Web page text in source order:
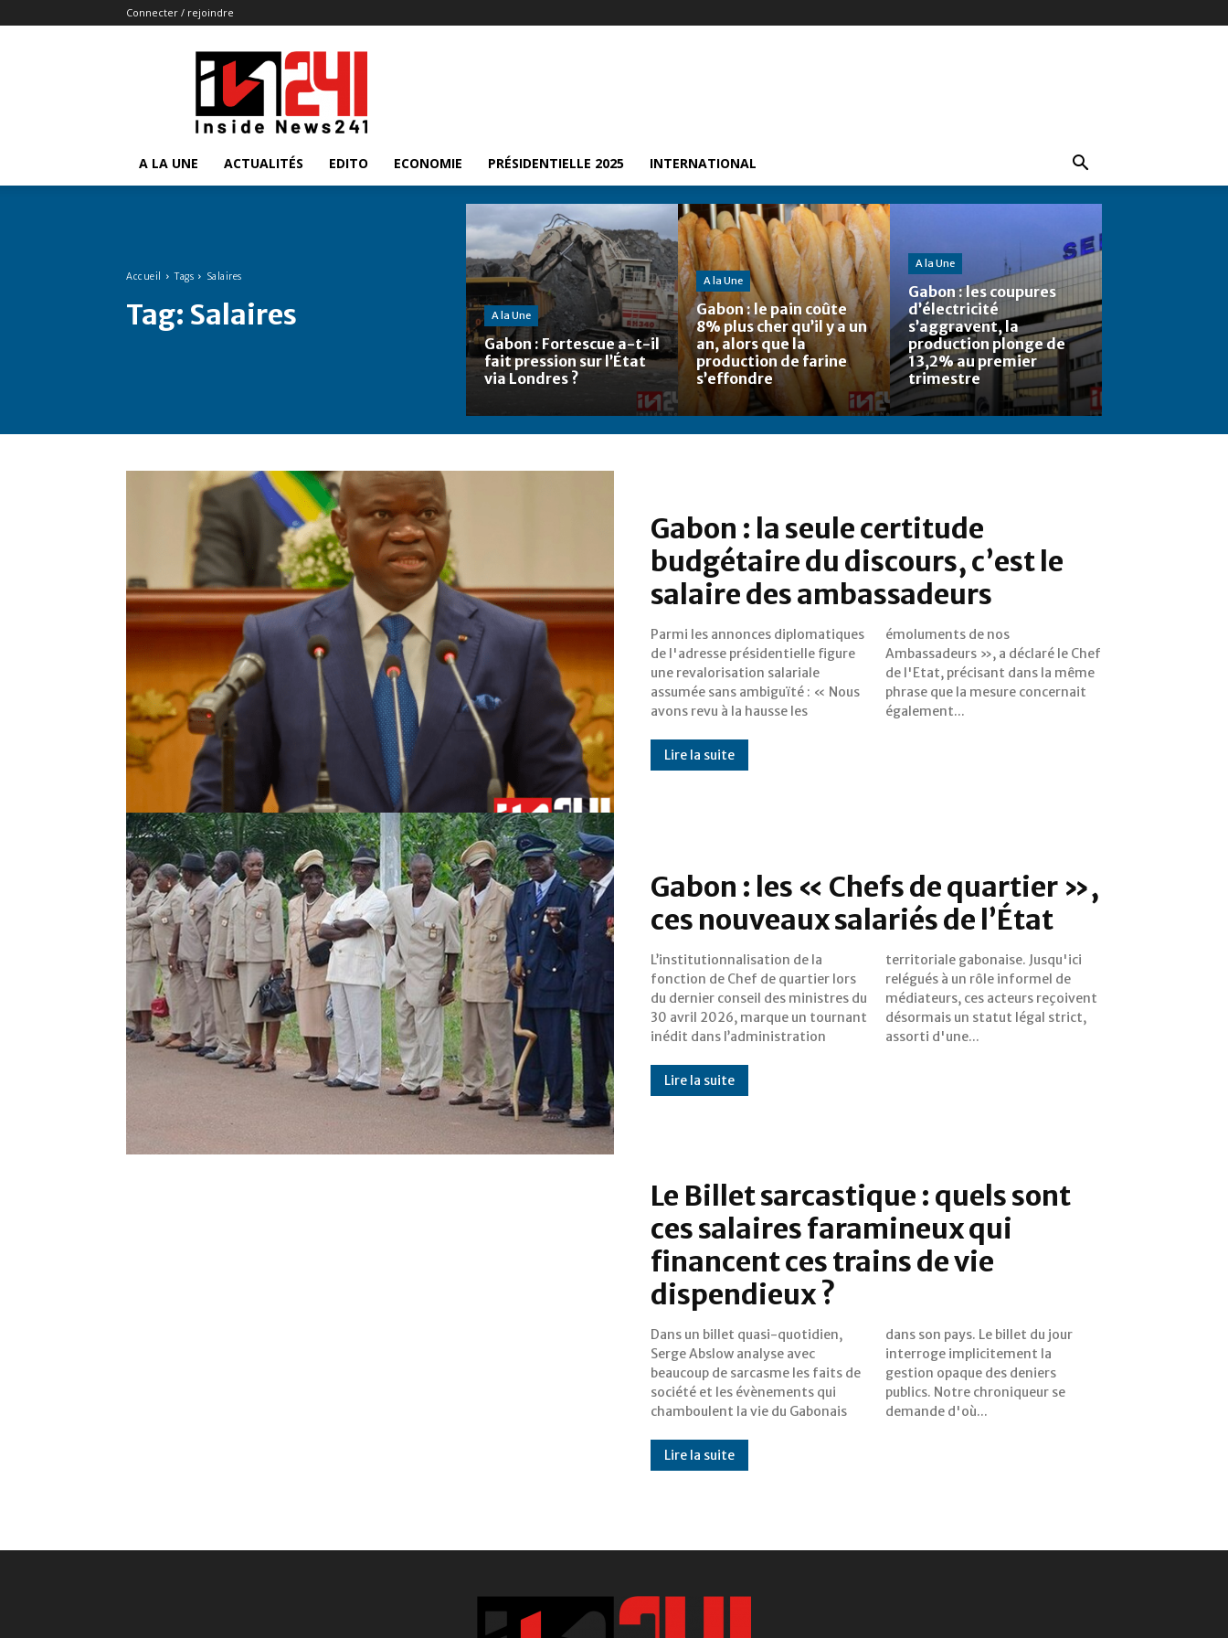
Connecter / rejoindre
Insidenews241
A LA UNE ACTUALITÉS EDITO ECONOMIE PRÉSIDENTIELLE 2025 INTERNATIONAL
Accueil Tags Salaires
Tag: Salaires A la Une
Gabon : Fortescue a-t-il
fait pression sur l’État
via Londres ?
A la Une
Gabon : le pain coûte
8% plus cher qu’il y a un
an, alors que la
production de farine
s’effondre
A la Une
Gabon : les coupures
d’électricité
s’aggravent, la
production plonge de
13,2% au premier
trimestre
Gabon : la seule certitude
budgétaire du discours, c’est le
salaire des ambassadeurs
Parmi les annonces diplomatiques
de l'adresse présidentielle figure
une revalorisation salariale
assumée sans ambiguïté : « Nous
avons revu à la hausse les
émoluments de nos
Ambassadeurs », a déclaré le Chef
de l'Etat, précisant dans la même
phrase que la mesure concernait
également...
Lire la suite
Gabon : les « Chefs de quartier »,
ces nouveaux salariés de l’État
L’institutionnalisation de la
fonction de Chef de quartier lors
du dernier conseil des ministres du
30 avril 2026, marque un tournant
inédit dans l’administration
territoriale gabonaise. Jusqu'ici
relégués à un rôle informel de
médiateurs, ces acteurs reçoivent
désormais un statut légal strict,
assorti d'une...
Lire la suite
Le Billet sarcastique : quels sont
ces salaires faramineux qui
financent ces trains de vie
dispendieux ?
Dans un billet quasi-quotidien,
Serge Abslow analyse avec
beaucoup de sarcasme les faits de
société et les évènements qui
chamboulent la vie du Gabonais
dans son pays. Le billet du jour
interroge implicitement la
gestion opaque des deniers
publics. Notre chroniqueur se
demande d'où...
Lire la suite